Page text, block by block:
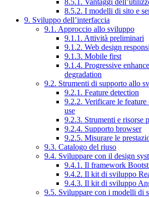
8.5.1. Vantaggi
8.5.2. I modelli di sito e
9. Sviluppo dell’interfaccia
9.1. Approccio allo sviluppo
9.1.1. Attività preliminari
9.1.2. Web design
9.1.3. Mobile first
9.1.4. Progressive
degradation
9.2. Strumenti di supporto allo
9.2.1. Feature detection
9.2.2. Verificare le
use
9.2.3. Strumenti e risorse
9.2.4. Supporto browser
9.2.5. Misurare le
9.3. Catalogo del riuso
9.4. Sviluppare con il design
9.4.1. Il framework
9.4.2. Il kit di sviluppo
9.4.3. Il kit di sviluppo
9.5. Sviluppare con i modelli di